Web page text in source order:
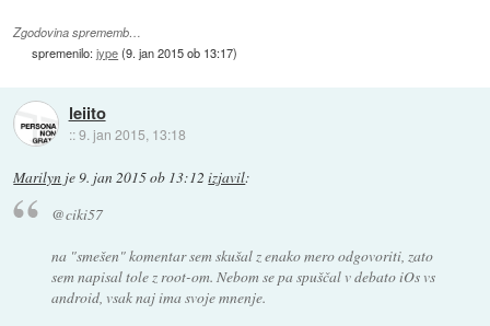
Zgodovina sprememb…
spremenilo:jype(9. jan 2015 ob 13:17)
leiito
::9. jan 2015, 13:18
Marilyn je9. jan 2015 ob 13:12 izjavil:
@ciki57
na "smešen" komentar sem skušal z enako mero odgovoriti, zato
sem napisal tole z root-om. Nebom se pa spuščal v debato iOs vs
android, vsak naj ima svoje mnenje.